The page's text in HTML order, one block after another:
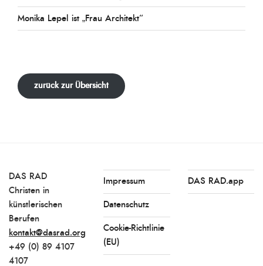
Monika Lepel ist „Frau Architekt“
zurück zur Übersicht
DAS RAD
Christen in
künstlerischen
Berufen
kontakt@dasrad.org
+49 (0) 89 4107
4107
Impressum
Datenschutz
Cookie-Richtlinie
(EU)
DAS RAD.app